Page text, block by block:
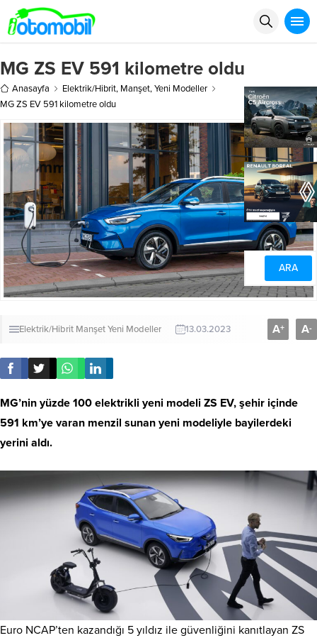
MG ZS EV 591 kilometre oldu
Anasayfa Elektrik/Hibrit, Manşet,Yeni Modeller
MG ZS EV 591 kilometre oldu
Elektrik/Hibrit ManşetYeni Modeller 13.03.2023 A+ A-
MG’nin yüzde 100 elektrikli yeni modeli ZS EV, şehir içinde
591 km’ye varan menzil sunan yeni modeliyle bayilerdeki
yerini aldı.
Euro NCAP’ten kazandığı 5 yıldız ile güvenliğini kanıtlayan ZS